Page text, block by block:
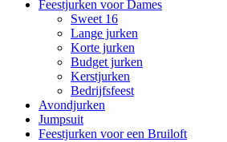
Feestjurken voor Dames
Sweet 16
Lange jurken
Korte jurken
Budget jurken
Kerstjurken
Bedrijfsfeest
Avondjurken
Jumpsuit
Feestjurken voor een Bruiloft